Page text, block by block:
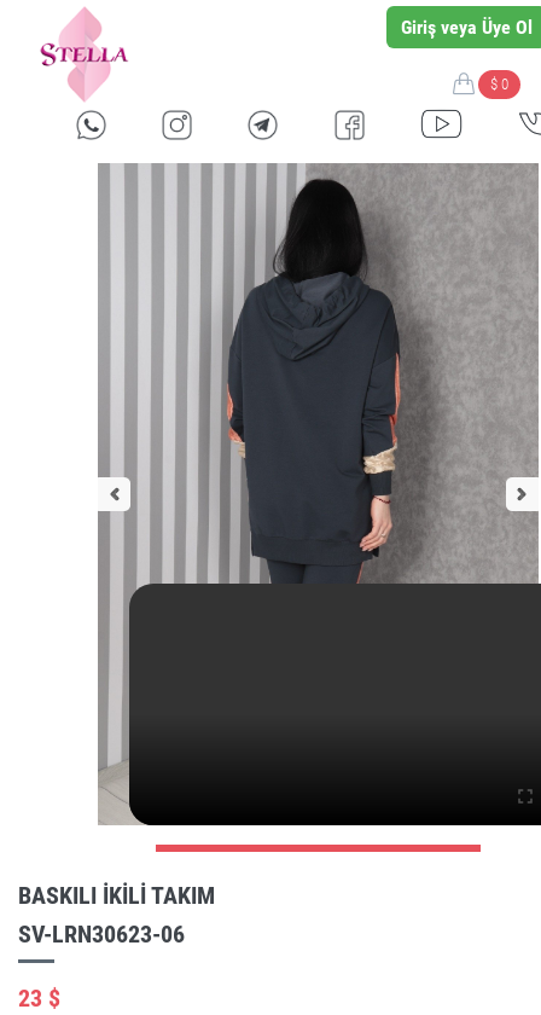
Giriş veya Üye Ol
$ 0
BASKILI IKILI TAKIM
SV-LRN30623-06
23 $